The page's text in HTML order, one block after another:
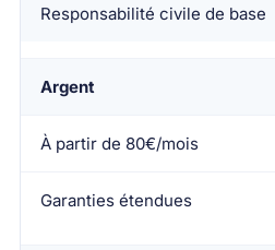
Responsabilité civile de base
Argent
À partir de 80€/mois
Garanties étendues